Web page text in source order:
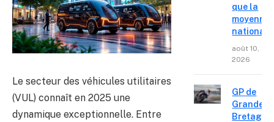
Le secteur des véhicules utilitaires
(VUL) connaît en 2025 une
dynamique exceptionnelle. Entre
que la
moyenne
nationale
août 10,
2026
GP de
Grande-
Bretagne